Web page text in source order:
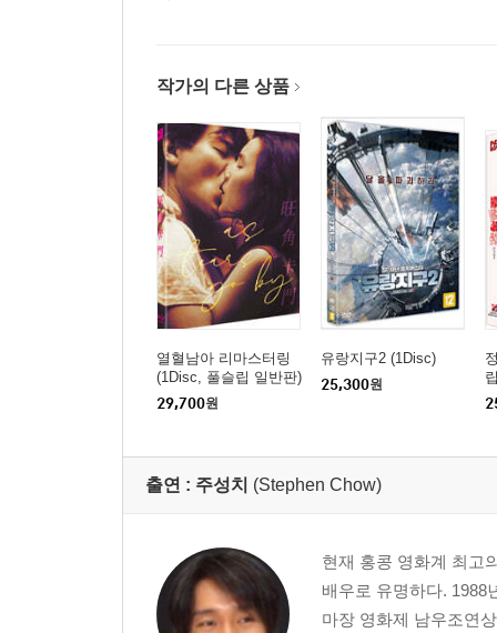
작가의 다른 상품
열혈남아 리마스터링
(1Disc, 풀슬립 일반판)
: 블루레이
29,700원
유랑지구2 (1Disc)
25,300원
출연 : 주성치 (Stephen Chow)
현재 홍콩 영화계 최고
배우로 유명하다. 1988
마장 영화제 남우조연